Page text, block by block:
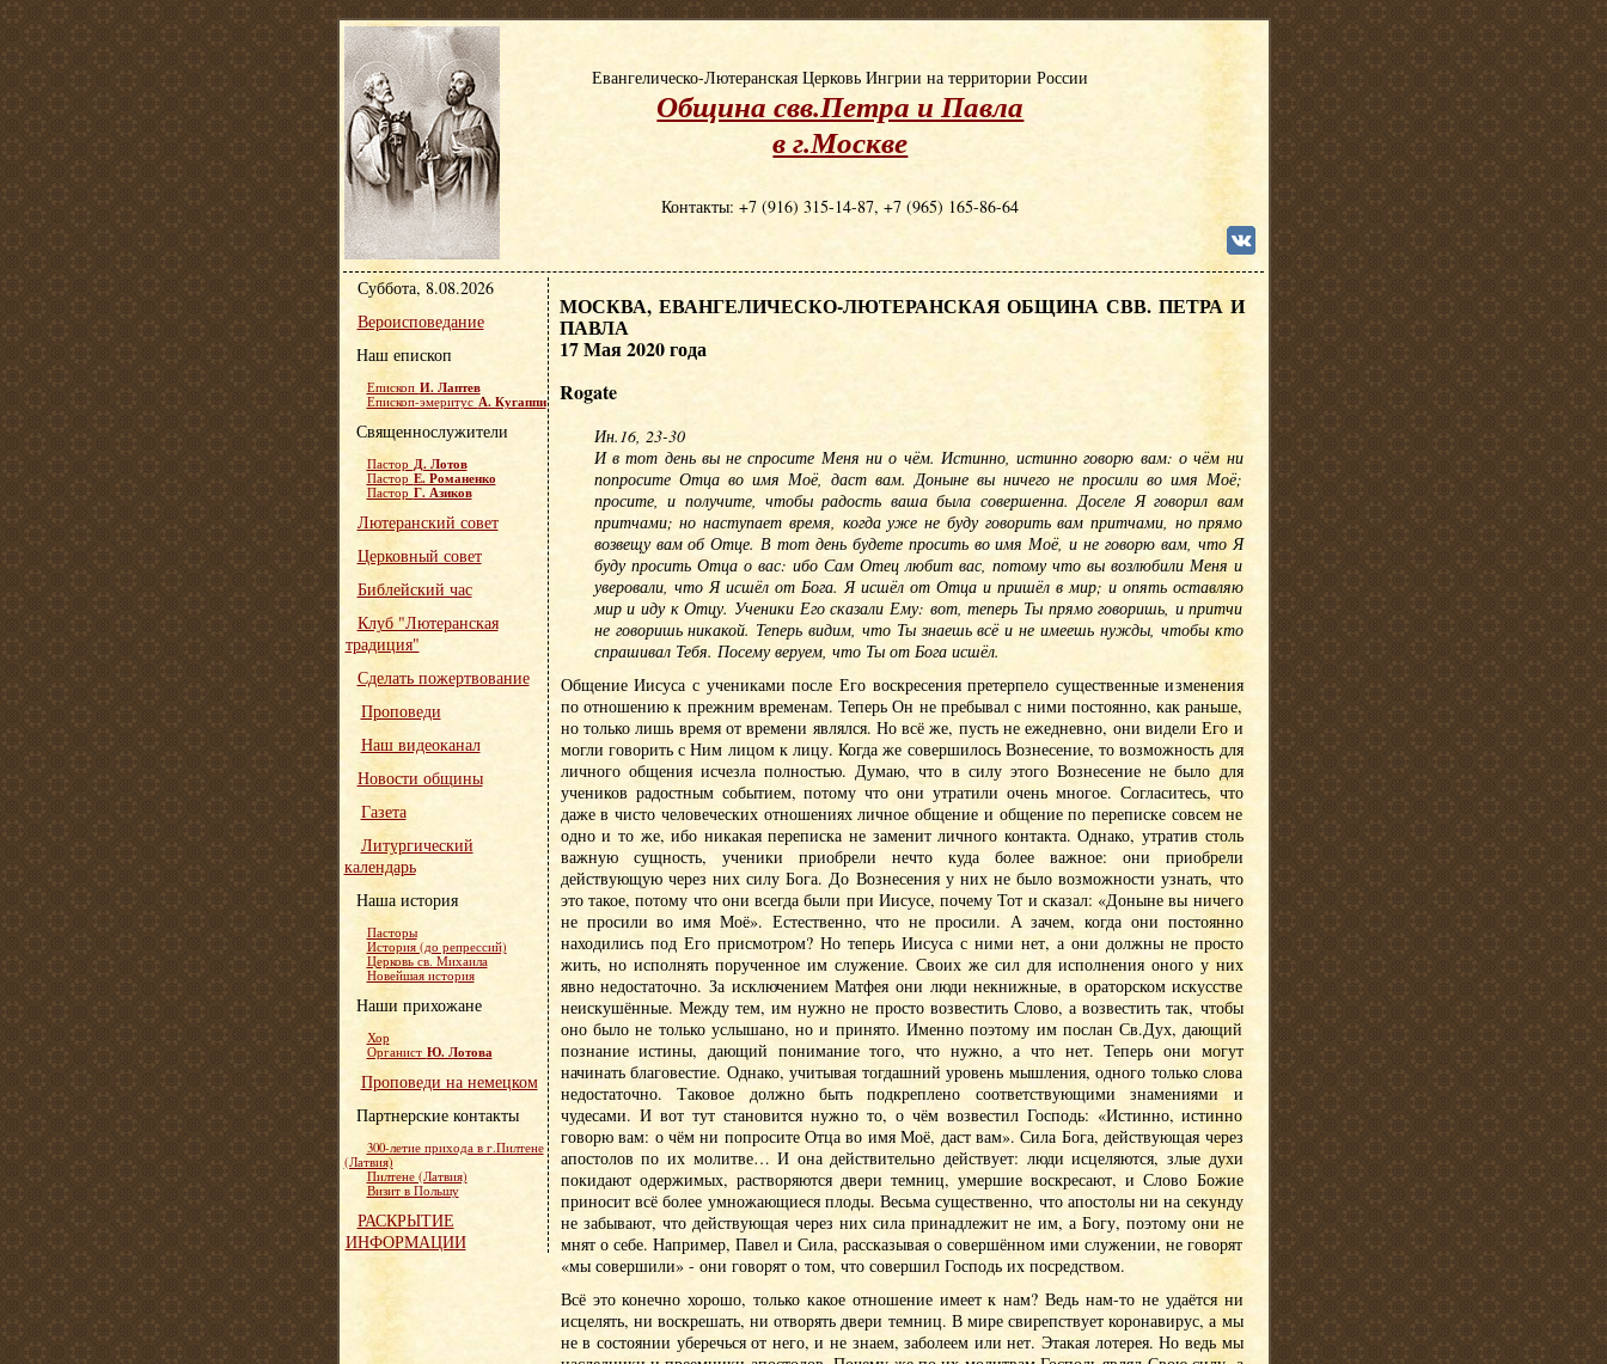
Евангелическо-Лютеранская Церковь Ингрии на территории России
Община свв.Петра и Павла
в г.Москве
Контакты: +7 (916) 315-14-87, +7 (965) 165-86-64
МОСКВА, ЕВАНГЕЛИЧЕСКО-ЛЮТЕРАНСКАЯ ОБЩИНА СВВ. ПЕТРА И
ПАВЛА
17 Мая 2020 года
Rogate
Ин.16, 23-30
И в тот день вы не спросите Меня ни о чём. Истинно, истинно говорю вам: о чём ни
попросите Отца во имя Моё, даст вам. Доныне вы ничего не просили во имя Моё;
просите, и получите, чтобы радость ваша была совершенна. Доселе Я говорил вам
притчами; но наступает время, когда уже не буду говорить вам притчами, но прямо
возвещу вам об Отце. В тот день будете просить во имя Моё, и не говорю вам, что Я
буду просить Отца о вас: ибо Сам Отец любит вас, потому что вы возлюбили Меня и
уверовали, что Я исшёл от Бога. Я исшёл от Отца и пришёл в мир; и опять оставляю
мир и иду к Отцу. Ученики Его сказали Ему: вот, теперь Ты прямо говоришь, и притчи
не говоришь никакой. Теперь видим, что Ты знаешь всё и не имеешь нужды, чтобы кто
спрашивал Тебя. Посему веруем, что Ты от Бога исшёл.
Общение Иисуса с учениками после Его воскресения претерпело существенные изменения
по отношению к прежним временам. Теперь Он не пребывал с ними постоянно, как раньше,
но только лишь время от времени являлся. Но всё же, пусть не ежедневно, они видели Его и
могли говорить с Ним лицом к лицу. Когда же совершилось Вознесение, то возможность для
личного общения исчезла полностью. Думаю, что в силу этого Вознесение не было для
учеников радостным событием, потому что они утратили очень многое. Согласитесь, что
даже в чисто человеческих отношениях личное общение и общение по переписке совсем не
одно и то же, ибо никакая переписка не заменит личного контакта. Однако, утратив столь
важную сущность, ученики приобрели нечто куда более важное: они приобрели
действующую через них силу Бога. До Вознесения у них не было возможности узнать, что
это такое, потому что они всегда были при Иисусе, почему Тот и сказал: «Доныне вы ничего
не просили во имя Моё». Естественно, что не просили. А зачем, когда они постоянно
находились под Его присмотром? Но теперь Иисуса с ними нет, а они должны не просто
жить, но исполнять порученное им служение. Своих же сил для исполнения оного у них
явно недостаточно. За исключением Матфея они люди некнижные, в ораторском искусстве
неискушённые. Между тем, им нужно не просто возвестить Слово, а возвестить так, чтобы
оно было не только услышано, но и принято. Именно поэтому им послан Св.Дух, дающий
познание истины, дающий понимание того, что нужно, а что нет. Теперь они могут
начинать благовестие. Однако, учитывая тогдашний уровень мышления, одного только слова
недостаточно. Таковое должно быть подкреплено соответствующими знамениями и
чудесами. И вот тут становится нужно то, о чём возвестил Господь: «Истинно, истинно
говорю вам: о чём ни попросите Отца во имя Моё, даст вам». Сила Бога, действующая через
апостолов по их молитве… И она действительно действует: люди исцеляются, злые духи
покидают одержимых, растворяются двери темниц, умершие воскресают, и Слово Божие
приносит всё более умножающиеся плоды. Весьма существенно, что апостолы ни на секунду
не забывают, что действующая через них сила принадлежит не им, а Богу, поэтому они не
мнят о себе. Например, Павел и Сила, рассказывая о совершённом ими служении, не говорят
«мы совершили» - они говорят о том, что совершил Господь их посредством.
Всё это конечно хорошо, только какое отношение имеет к нам? Ведь нам-то не удаётся ни
исцелять, ни воскрешать, ни отворять двери темниц. В мире свирепствует коронавирус, а мы
не в состоянии уберечься от него, и не знаем, заболеем или нет. Этакая лотерея. Но ведь мы
Суббота, 8.08.2026
Вероисповедание
Наш епископ
Епископ И. Лаптев
Епископ-эмеритус А. Кугаппи
Священнослужители
Пастор Д. Лотов
Пастор Е. Романенко
Пастор Г. Азиков
Лютеранский совет
Церковный совет
Библейский час
Клуб "Лютеранская
традиция"
Сделать пожертвование
Проповеди
Наш видеоканал
Новости общины
Газета
Литургический
календарь
Наша история
Пасторы
История (до репрессий)
Церковь св. Михаила
Новейшая история
Наши прихожане
Хор
Органист Ю. Лотова
Проповеди на немецком
Партнерские контакты
300-летие прихода в г.Пилтене
(Латвия)
Пилтене (Латвия)
Визит в Польшу
РАСКРЫТИЕ
ИНФОРМАЦИИ